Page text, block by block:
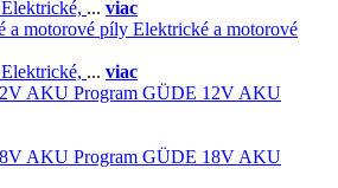
Elektrické, ... viac
Elektrické a motorové
Elektrické, ... viac
GÜDE 12V AKU
GÜDE 18V AKU